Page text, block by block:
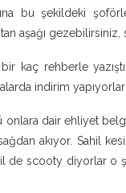
bu şekildeki
aşağı
kaç rehberle
indirim
dair ehliyet
akıyor. Sahil
de scooty diyorlar o